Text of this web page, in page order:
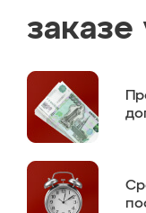
заказе